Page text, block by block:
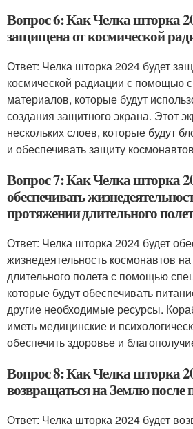
Вопрос 6: Как Челка шторка
защищена от космической
Ответ: Челка шторка 2024 будет
космической радиации с помощью
материалов, которые будут
создания защитного экрана. Этот
нескольких слоев, которые будут
и обеспечивать защиту
Вопрос 7: Как Челка шторка
обеспечивать
протяжении длительного
Ответ: Челка шторка 2024 будет
жизнедеятельность космонавтов
длительного полета с помощью
которые будут обеспечивать
другие необходимые ресурсы.
иметь медицинские и
обеспечить здоровье и
Вопрос 8: Как Челка шторка
возвращаться на Землю после
Ответ: Челка шторка 2024 будет